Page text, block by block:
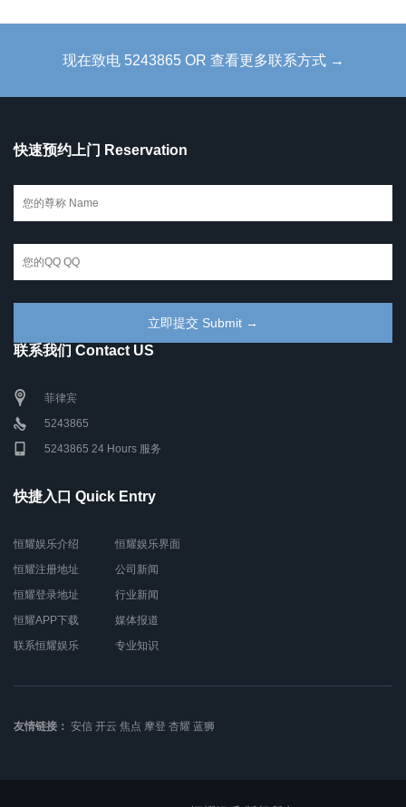
现在致电 5243865 OR 查看更多联系方式 →
快速预约上门 Reservation
联系我们 Contact US
菲律宾
5243865
5243865 24 Hours 服务
快捷入口 Quick Entry
恒耀娱乐介绍
恒耀注册地址
恒耀登录地址
恒耀APP下载
联系恒耀娱乐
恒耀娱乐界面
公司新闻
行业新闻
媒体报道
专业知识
友情链接： 安信 开云 焦点 摩登 杏耀 蓝狮